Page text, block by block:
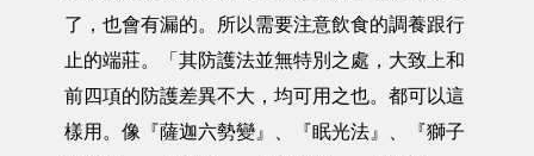
了，也會有漏的。所以需要注意飲食的調養跟行
止的端莊。「其防護法並無特別之處，大致上和
前四項的防護差異不大，均可用之也。都可以這
樣用。像『薩迦六勢變』、『眠光法』、『獅子